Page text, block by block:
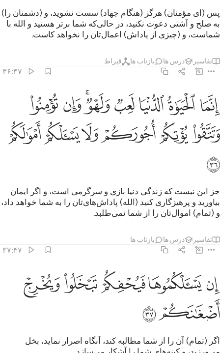
پس (ای مؤمنان) هرگز (هنگام جهاد) سست نشوید، و (دشمنان را)
به صلح و آشتی دعوت نکنید، در حالی‌که شما برتر هستید و الله با
شماست، و (چیزی از پاداش) اعمال‌تان را نخواهد کاست.
تفاسیر درس ها بازتاب ها قیراط
۳۶:۴۷
انما الحياة الدنيا لعب ولهو وان تومنوا وتتقوا يوتكم اجوركم ولا يسالكم
إِنَّمَا ٱلْحَيَوٰةُ ٱلدُّنْيَا لَعِبٌۭ وَلَهْوٌۭ ۚ وَإِن تُؤْمِنُوا۟ وَتَتَّقُوا۟ يُؤْتِكُمْ أُجُورَكُمْ
ﲘﲙﲚﲛﲜﲝﲞﲟ
ﲠﲡﲢﲣﲤﲥ
ﲦ
جز این نیست که زندگی دنیا بازی و سرگرمی است، و اگر ایمان
بیاورید و پرهیزگاری کنید (الله) پاداش‌های‌تان را به شما خواهد داد،
و (تمام) اموال‌تان را از شما نمی‌طلبد.
تفاسیر درس ها بازتاب ها
۳۷:۴۷
ان يسالكموها فيحفكم تبخلوا ويخرج اضغانكم ٣٧
إِن يَسْـَٔلْكُمُوهَا فَيُحْفِكُمْ تَبْخَلُوا۟ وَيُخْرِجْ أَضْغَـٰنَكُمْ ٣٧
ﲧﲨﲩﲪﲫ
ﲬﲭ
اگر (تمام) آن را از شما مطالبه کند، آنگاه اصرار نماید، بخل